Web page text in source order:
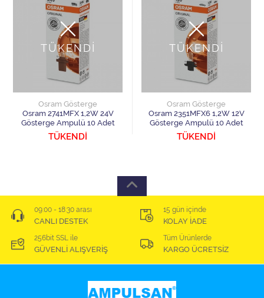
TÜKENDİ
Osram Gösterge
Osram 2741MFX 1,2W 24V
Gösterge Ampulü 10 Adet
TÜKENDİ
TÜKENDİ
Osram Gösterge
Osram 2351MFX6 1,2W 12V
Gösterge Ampulü 10 Adet
TÜKENDİ
09:00 - 18:30 arası
CANLI DESTEK
15 gün içinde
KOLAY İADE
256bit SSL ile
GÜVENLİ ALIŞVERİŞ
Tüm Ürünlerde
KARGO ÜCRETSİZ